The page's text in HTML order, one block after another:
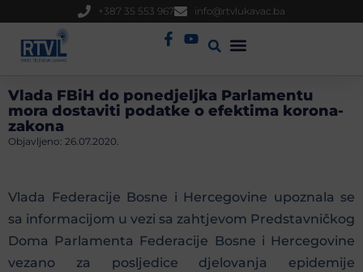
+387 35 553 967 info@rtvlukavac.ba
Vlada FBiH do ponedjeljka Parlamentu
mora dostaviti podatke o efektima korona-
zakona
Objavljeno: 26.07.2020.
Vlada Federacije Bosne i Hercegovine upoznala se
sa informacijom u vezi sa zahtjevom Predstavničkog
Doma Parlamenta Federacije Bosne i Hercegovine
vezano za posljedice djelovanja epidemije